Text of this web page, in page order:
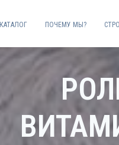
КАТАЛОГ ПОЧЕМУ МЫ?